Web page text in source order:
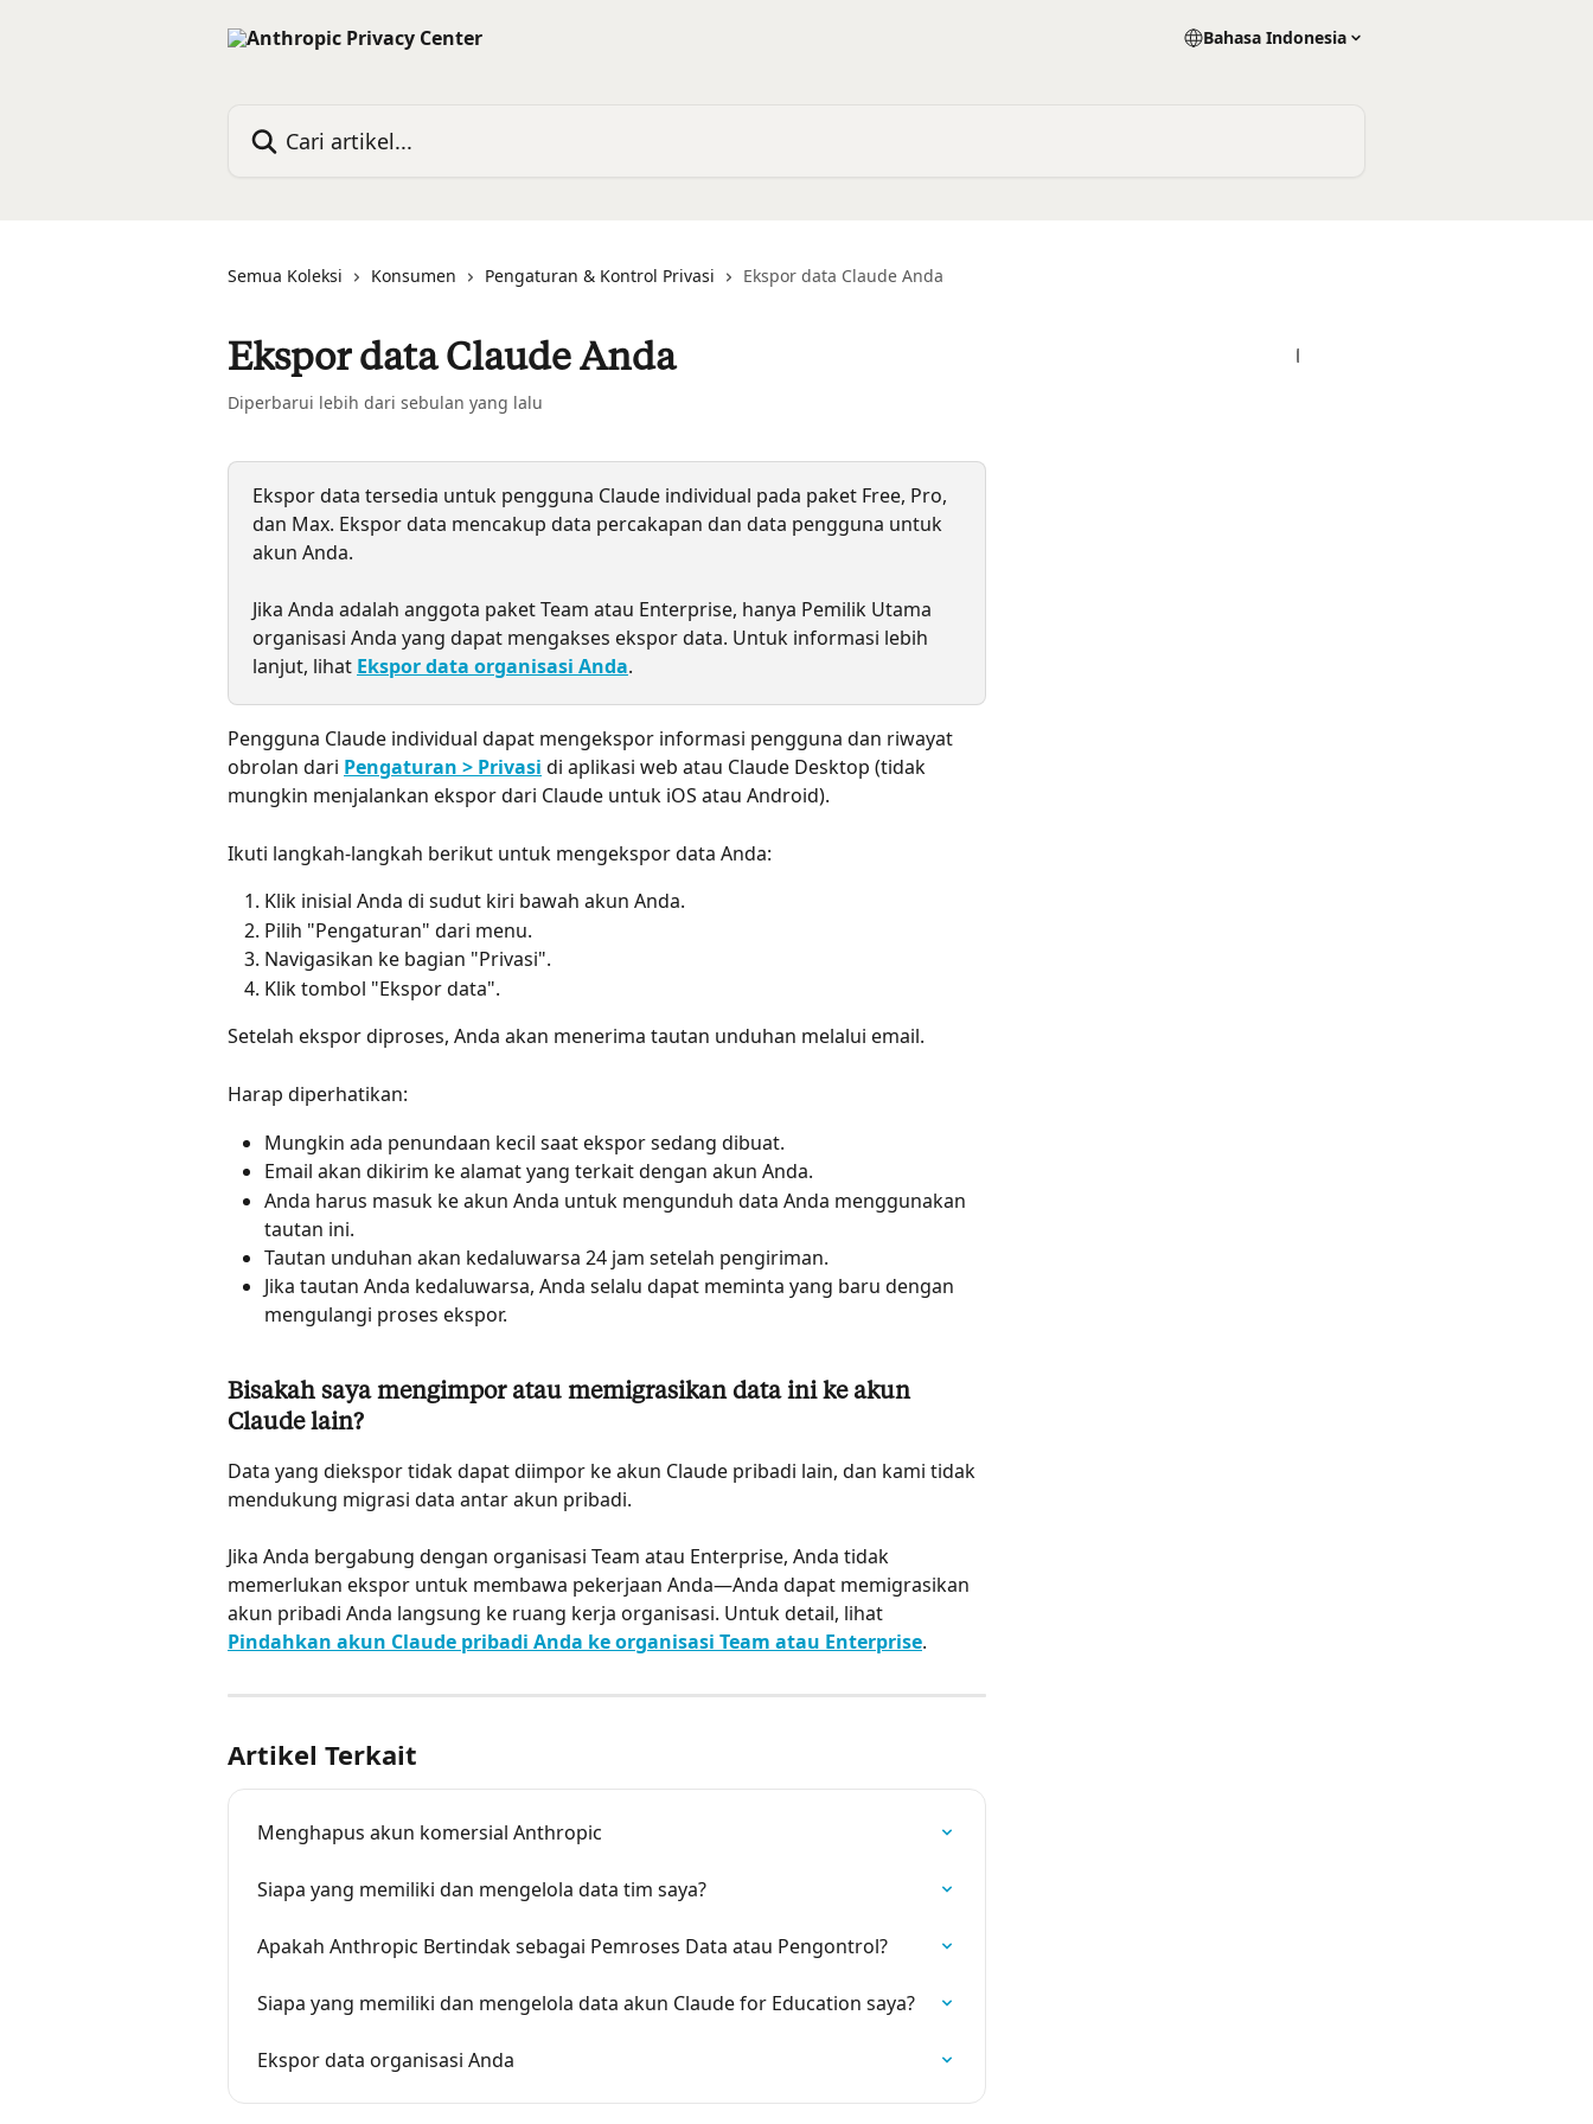
Bahasa Indonesia
Semua Koleksi Konsumen Pengaturan & Kontrol Privasi Ekspor data Claude Anda
Ekspor data Claude Anda
Diperbarui lebih dari sebulan yang lalu
Ekspor data tersedia untuk pengguna Claude individual pada paket Free, Pro,
dan Max. Ekspor data mencakup data percakapan dan data pengguna untuk
akun Anda.
Jika Anda adalah anggota paket Team atau Enterprise, hanya Pemilik Utama
organisasi Anda yang dapat mengakses ekspor data. Untuk informasi lebih
lanjut, lihat Ekspor data organisasi Anda.
Pengguna Claude individual dapat mengekspor informasi pengguna dan riwayat
obrolan dari Pengaturan > Privasi di aplikasi web atau Claude Desktop (tidak
mungkin menjalankan ekspor dari Claude untuk iOS atau Android).
Ikuti langkah-langkah berikut untuk mengekspor data Anda:
Klik inisial Anda di sudut kiri bawah akun Anda.
Pilih "Pengaturan" dari menu.
Navigasikan ke bagian "Privasi".
Klik tombol "Ekspor data".
Setelah ekspor diproses, Anda akan menerima tautan unduhan melalui email.
Harap diperhatikan:
Mungkin ada penundaan kecil saat ekspor sedang dibuat.
Email akan dikirim ke alamat yang terkait dengan akun Anda.
Anda harus masuk ke akun Anda untuk mengunduh data Anda menggunakan
tautan ini.
Tautan unduhan akan kedaluwarsa 24 jam setelah pengiriman.
Jika tautan Anda kedaluwarsa, Anda selalu dapat meminta yang baru dengan
mengulangi proses ekspor.
Bisakah saya mengimpor atau memigrasikan data ini ke akun
Claude lain?
Data yang diekspor tidak dapat diimpor ke akun Claude pribadi lain, dan kami tidak
mendukung migrasi data antar akun pribadi.
Jika Anda bergabung dengan organisasi Team atau Enterprise, Anda tidak
memerlukan ekspor untuk membawa pekerjaan Anda—Anda dapat memigrasikan
akun pribadi Anda langsung ke ruang kerja organisasi. Untuk detail, lihat
Pindahkan akun Claude pribadi Anda ke organisasi Team atau Enterprise.
Artikel Terkait
Menghapus akun komersial Anthropic
Siapa yang memiliki dan mengelola data tim saya?
Apakah Anthropic Bertindak sebagai Pemroses Data atau Pengontrol?
Siapa yang memiliki dan mengelola data akun Claude for Education saya?
Ekspor data organisasi Anda